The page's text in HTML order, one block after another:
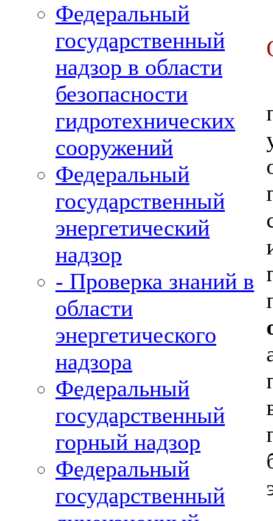
Федеральный
государственный
надзор в области
безопасности
гидротехнических
сооружений
Федеральный
государственный
энергетический
надзор
- Проверка знаний в
области
энергетического
надзора
Федеральный
государственный
горный надзор
Федеральный
государственный